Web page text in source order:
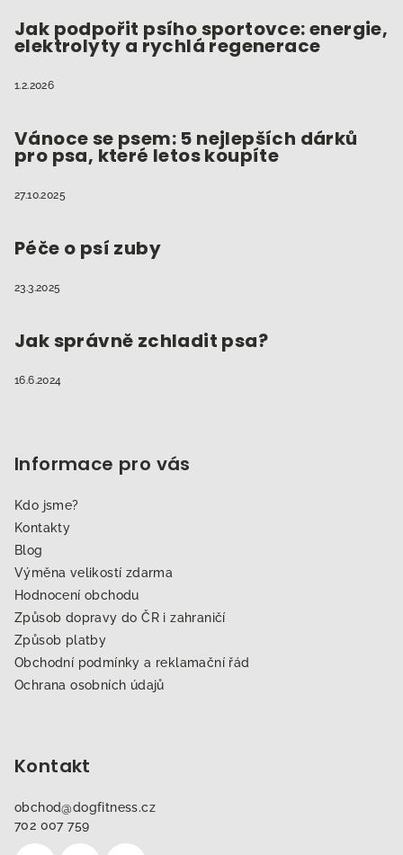
Jak podpořit psího sportovce: energie,
elektrolyty a rychlá regenerace
1.2.2026
Vánoce se psem: 5 nejlepších dárků
pro psa, které letos koupíte
27.10.2025
Péče o psí zuby
23.3.2025
Jak správně zchladit psa?
16.6.2024
Informace pro vás
Kdo jsme?
Kontakty
Blog
Výměna velikostí zdarma
Hodnocení obchodu
Způsob dopravy do ČR i zahraničí
Způsob platby
Obchodní podmínky a reklamační řád
Ochrana osobních údajů
Kontakt
obchod@dogfitness.cz
702 007 759